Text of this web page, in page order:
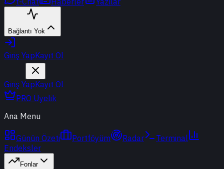
Bağlantı Yok
Giriş YapKayıt Ol
Giriş YapKayıt Ol
PRO Üyelik
Ana Menu
Günün Özeti Portföyüm Radar
Terminal
Endeksler
Fonlar